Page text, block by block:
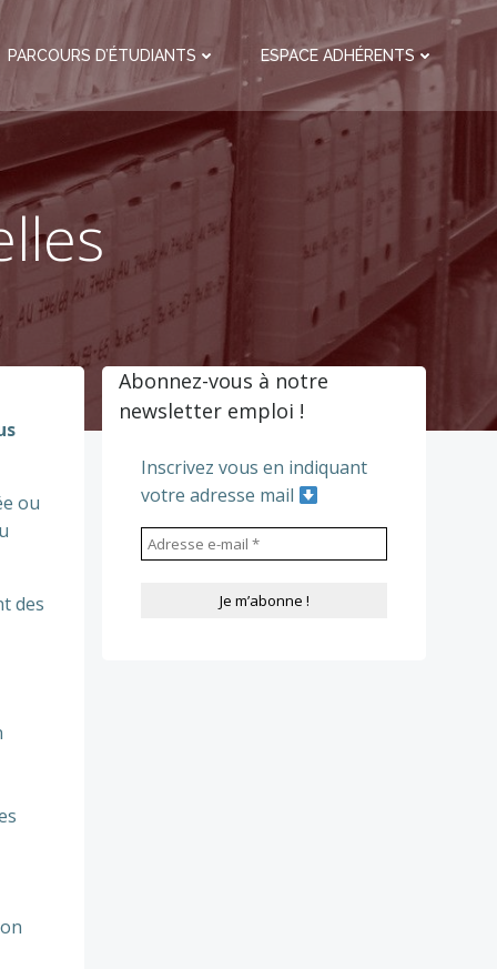
PARCOURS D’ÉTUDIANTS ESPACE ADHÉRENTS
ou
des
Abonnez-vous à notre
newsletter emploi !
Inscrivez vous en indiquant
votre adresse mail